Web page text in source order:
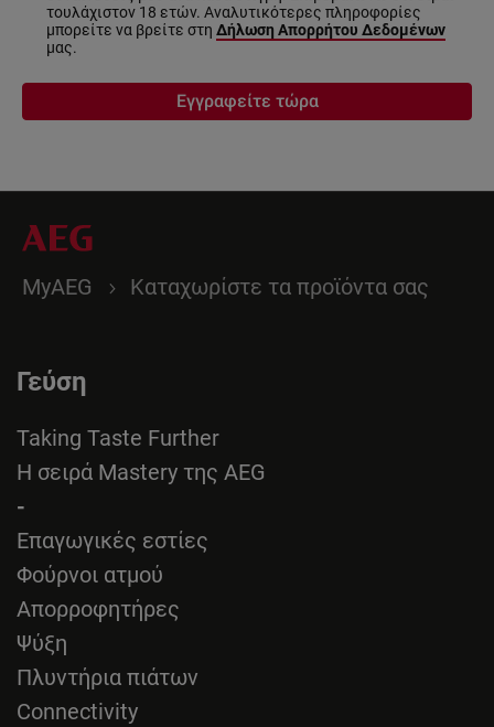
τουλάχιστον 18 ετών. Αναλυτικότερες πληροφορίες
μπορείτε να βρείτε στη Δήλωση Απορρήτου Δεδομένων
μας.
Εγγραφείτε τώρα
MyAEG Καταχωρίστε τα προϊόντα σας
Γεύση
Taking Taste Further
Η σειρά Mastery της AEG
-
Επαγωγικές εστίες
Φούρνοι ατμού
Απορροφητήρες
Ψύξη
Πλυντήρια πιάτων
Connectivity